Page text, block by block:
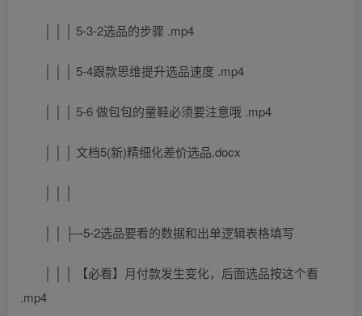
│ │ │ 5-3-2选品的步骤 .mp4
│ │ │ 5-4跟款思维提升选品速度 .mp4
│ │ │ 5-6 做包包的童鞋必须要注意哦 .mp4
│ │ │ 文档5(新)精细化差价选品.docx
│ │ ├─5-2选品要看的数据和出单逻辑表格填写
│ │ │ 【必看】月付款发生变化，后面选品按这个看
.mp4